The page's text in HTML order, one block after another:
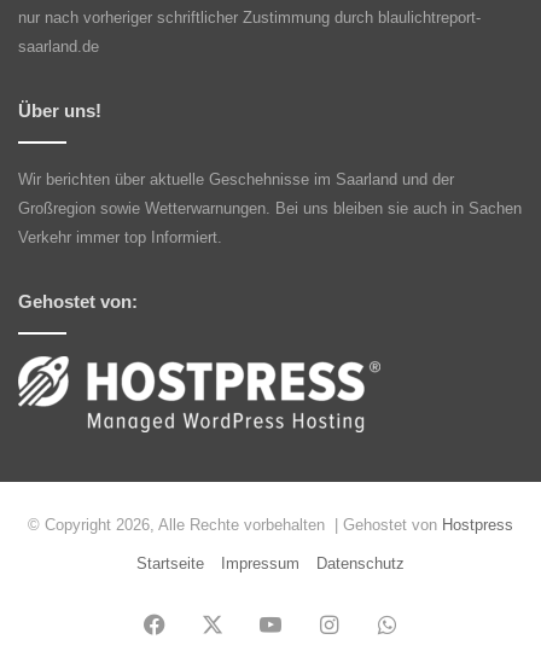
nur nach vorheriger schriftlicher Zustimmung durch blaulichtreport-
saarland.de
Über uns!
Wir berichten über aktuelle Geschehnisse im Saarland und der
Großregion sowie Wetterwarnungen. Bei uns bleiben sie auch in Sachen
Verkehr immer top Informiert.
Gehostet von:
© Copyright 2026, Alle Rechte vorbehalten | Gehostet von Hostpress
Startseite Impressum Datenschutz
Facebook YouTubeInstagramWhatsApp